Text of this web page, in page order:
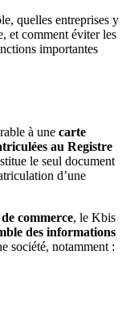
quelles entreprises y
et comment éviter les
importantes
à une carte
au Registre
le seul document
d’une
commerce, le Kbis
des informations
société, notamment :